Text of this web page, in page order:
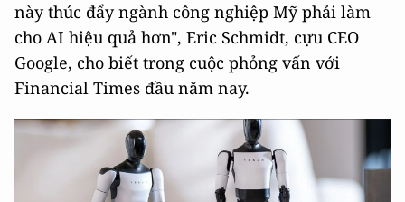
này thúc đẩy ngành công nghiệp Mỹ phải làm
cho AI hiệu quả hơn", Eric Schmidt, cựu CEO
Google, cho biết trong cuộc phỏng vấn với
Financial Times đầu năm nay.